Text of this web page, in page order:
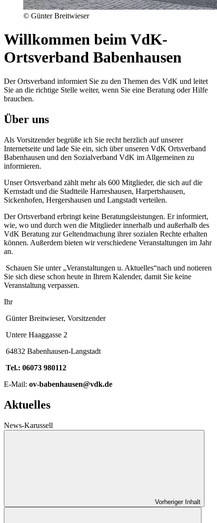
© Günter Breitwieser
Willkommen beim VdK-
Ortsverband Babenhausen
Der Ortsverband informiert Sie zu den Themen des VdK und leitet
Sie an die richtige Stelle weiter, wenn Sie eine Beratung oder Hilfe
brauchen.
Über uns
Als Vorsitzender begrüße ich Sie recht herzlich auf unserer
Internetseite und lade Sie ein, sich über unseren VdK Ortsverband
Babenhausen und den Sozialverband VdK im Allgemeinen zu
informieren.
Unser Ortsverband zählt mehr als 600 Mitglieder, die sich auf die
Kernstadt und die Stadtteile Harreshausen, Harpertshausen,
Sickenhofen, Hergershausen und Langstadt verteilen.
Der Ortsverband erbringt keine Beratungsleistungen. Er informiert,
wie, wo und durch wen die Mitglieder innerhalb und außerhalb des
VdK Beratung zur Geltendmachung ihrer sozialen Rechte erhalten
können. Außerdem bieten wir verschiedene Veranstaltungen im Jahr
an.
Schauen Sie unter „Veranstaltungen u. Aktuelles“nach und notieren
Sie sich diese schon heute in Ihrem Kalender, damit Sie keine
Veranstaltung verpassen.
Ihr
Günter Breitwieser, Vorsitzender
Untere Haaggasse 2
64832 Babenhausen-Langstadt
Tel.: 06073 980112
E-Mail: ov-babenhausen@vdk.de
Aktuelles
News-Karussell
Vorheriger Inhalt